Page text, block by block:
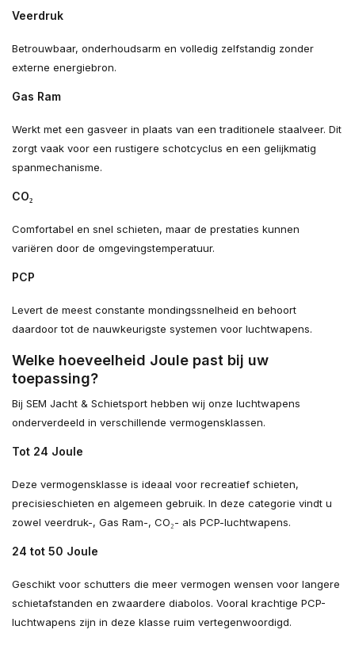
Veerdruk
Betrouwbaar, onderhoudsarm en volledig zelfstandig zonder
externe energiebron.
Gas Ram
Werkt met een gasveer in plaats van een traditionele staalveer. Dit
zorgt vaak voor een rustigere schotcyclus en een gelijkmatig
spanmechanisme.
CO₂
Comfortabel en snel schieten, maar de prestaties kunnen
variëren door de omgevingstemperatuur.
PCP
Levert de meest constante mondingssnelheid en behoort
daardoor tot de nauwkeurigste systemen voor luchtwapens.
Welke hoeveelheid Joule past bij uw
toepassing?
Bij SEM Jacht & Schietsport hebben wij onze luchtwapens
onderverdeeld in verschillende vermogensklassen.
Tot 24 Joule
Deze vermogensklasse is ideaal voor recreatief schieten,
precisieschieten en algemeen gebruik. In deze categorie vindt u
zowel veerdruk-, Gas Ram-, CO₂- als PCP-luchtwapens.
24 tot 50 Joule
Geschikt voor schutters die meer vermogen wensen voor langere
schietafstanden en zwaardere diabolos. Vooral krachtige PCP-
luchtwapens zijn in deze klasse ruim vertegenwoordigd.